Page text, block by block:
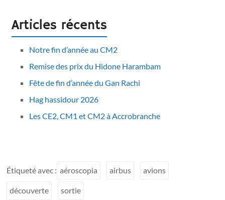
Articles récents
Notre fin d’année au CM2
Remise des prix du Hidone Harambam
Fête de fin d’année du Gan Rachi
Hag hassidour 2026
Les CE2, CM1 et CM2 à Accrobranche
Étiqueté avec : aéroscopia airbus avions
découverte sortie